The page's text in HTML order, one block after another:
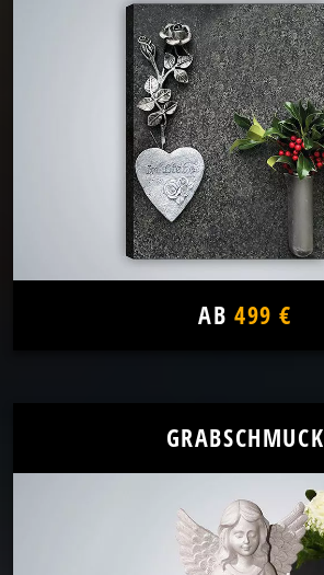
AB 499 €
GRABSCHMUCK